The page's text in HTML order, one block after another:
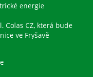
energie
Colas CZ, která bude
ve Fryšavě